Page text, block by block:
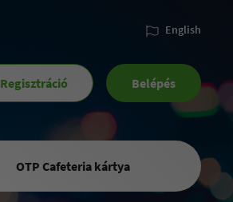
English
Regisztráció Belépés
OTP Cafeteria kártya